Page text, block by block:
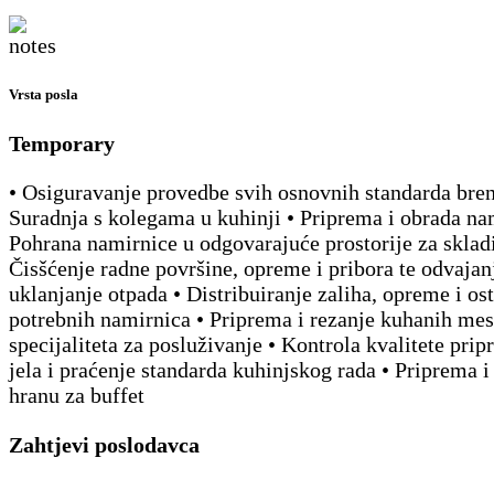
Vrsta posla
Temporary
• Osiguravanje provedbe svih osnovnih standarda
Suradnja s kolegama u kuhinji • Priprema i obrada
Pohrana namirnice u odgovarajuće prostorije za
Čisšćenje radne površine, opreme i pribora te
uklanjanje otpada • Distribuiranje zaliha, opreme i
potrebnih namirnica • Priprema i rezanje kuhanih
specijaliteta za posluživanje • Kontrola kvalitete
jela i praćenje standarda kuhinjskog rada • Priprema
hranu za buffet
Zahtjevi poslodavca